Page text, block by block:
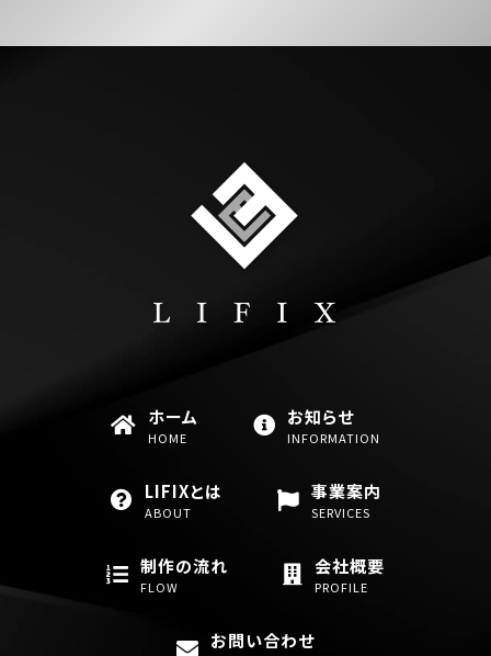
ホーム
HOME
お知らせ
INFORMATION
LIFIXとは
ABOUT
事業案内
SERVICES
制作の流れ
FLOW
会社概要
PROFILE
お問い合わせ